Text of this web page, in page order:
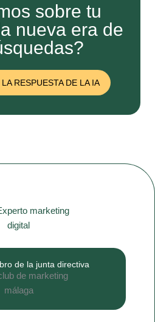
sobre tu
nueva era de
RESPUESTA DE LA IA
de la junta directiva